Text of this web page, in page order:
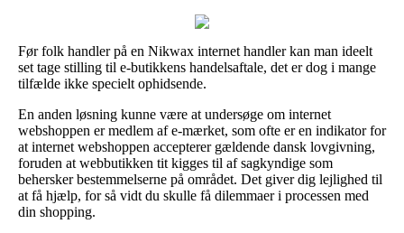
Før folk handler på en Nikwax internet handler kan man ideelt
set tage stilling til e-butikkens handelsaftale, det er dog i mange
tilfælde ikke specielt ophidsende.
En anden løsning kunne være at undersøge om internet
webshoppen er medlem af e-mærket, som ofte er en indikator for
at internet webshoppen accepterer gældende dansk lovgivning,
foruden at webbutikken tit kigges til af sagkyndige som
behersker bestemmelserne på området. Det giver dig lejlighed til
at få hjælp, for så vidt du skulle få dilemmaer i processen med
din shopping.